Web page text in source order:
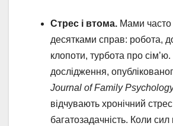
Стрес і втома. Мами
десятками справ: робота,
клопоти, турбота про
дослідження,
Journal of Family
відчувають хронічний
багатозадачність. Коли